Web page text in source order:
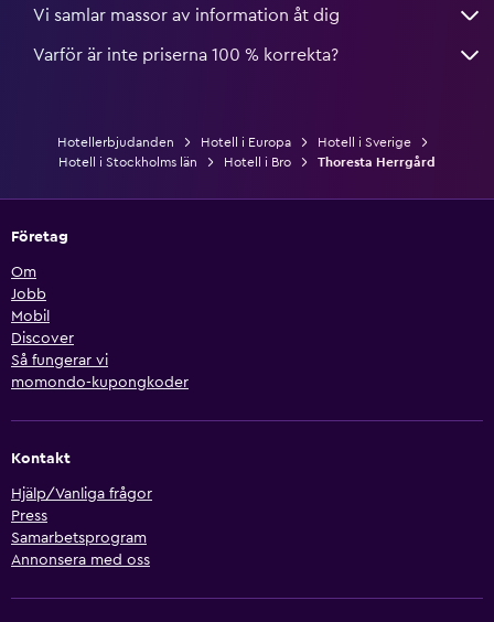
Vi samlar massor av information åt dig
Varför är inte priserna 100 % korrekta?
Hotellerbjudanden Hotell i Europa
Hotell i Sverige
Hotell i Stockholms län
Hotell i Bro Thoresta Herrgård
Företag
Om
Jobb
Mobil
Discover
Så fungerar vi
momondo-kupongkoder
Kontakt
Hjälp/Vanliga frågor
Press
Samarbetsprogram
Annonsera med oss